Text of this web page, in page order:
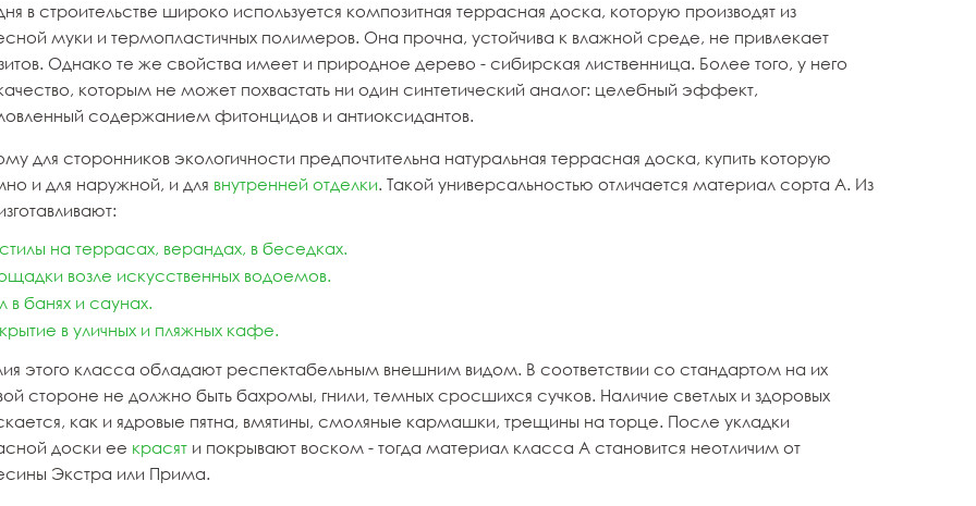
в строительстве широко используется композитная террасная доска, которую производят из
муки и термопластичных полимеров. Она прочна, устойчива к влажной среде, не привлекает
Однако те же свойства имеет и природное дерево - сибирская лиственница. Более того, у него
которым не может похвастать ни один синтетический аналог: целебный эффект,
содержанием фитонцидов и антиоксидантов.
для сторонников экологичности предпочтительна натуральная террасная доска, купить которую
и для наружной, и для внутренней отделки. Такой универсальностью отличается материал сорта А. Из
на террасах, верандах, в беседках.
возле искусственных водоемов.
в банях и саунах.
в уличных и пляжных кафе.
этого класса обладают респектабельным внешним видом. В соответствии со стандартом на их
стороне не должно быть бахромы, гнили, темных сросшихся сучков. Наличие светлых и здоровых
как и ядровые пятна, вмятины, смоляные кармашки, трещины на торце. После укладки
доски ее красят и покрывают воском - тогда материал класса А становится неотличим от
Экстра или Прима.